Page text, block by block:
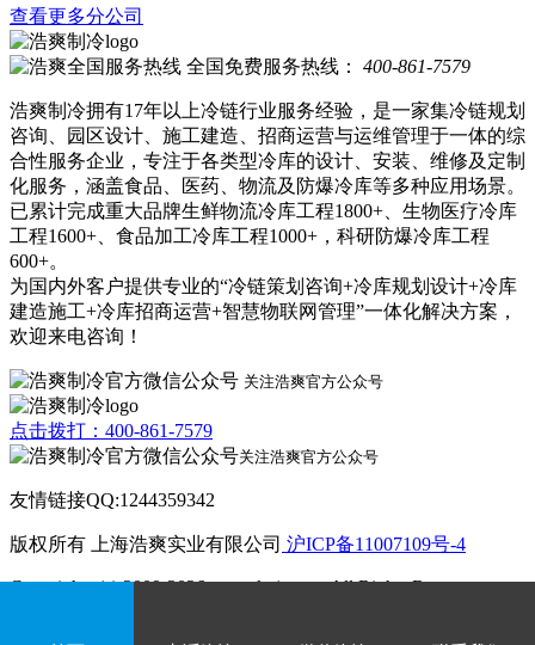
查看更多分公司
全国免费服务热线： 400-861-7579
浩爽制冷拥有17年以上冷链行业服务经验，是一家集冷链规划
咨询、园区设计、施工建造、招商运营与运维管理于一体的综
合性服务企业，专注于各类型冷库的设计、安装、维修及定制
化服务，涵盖食品、医药、物流及防爆冷库等多种应用场景。
已累计完成重大品牌生鲜物流冷库工程1800+、生物医疗冷库
工程1600+、食品加工冷库工程1000+，科研防爆冷库工程
600+。
为国内外客户提供专业的“冷链策划咨询+冷库规划设计+冷库
建造施工+冷库招商运营+智慧物联网管理”一体化解决方案，
欢迎来电咨询！
关注浩爽官方公众号
点击拨打：400-861-7579
关注浩爽官方公众号
友情链接QQ:1244359342
版权所有 上海浩爽实业有限公司 沪ICP备11007109号-4
Copyrights (c) 2009-2026 www.kvjv.com All Rights Reserve.